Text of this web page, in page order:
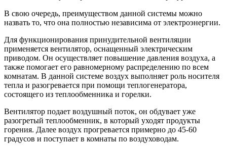
В свою очередь, преимуществом данной системы можно
назвать то, что она полностью независима от электроэнергии.
Для функционирования принудительной вентиляции
применяется вентилятор, оснащенный электрическим
приводом. Он осуществляет повышение давления воздуха, а
также помогает его равномерному распределению по всем
комнатам. В данной системе воздух выполняет роль носителя
тепла и разогревается при помощи теплогенератора,
состоящего из теплообменника и горелки.
Вентилятор подает воздушный поток, он обдувает уже
разогретый теплообменник, в который уходят продукты
горения. Далее воздух прогревается примерно до 45-60
градусов и поступает в комнаты по воздуховодам.